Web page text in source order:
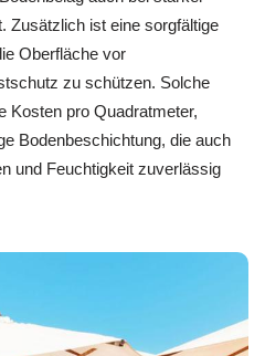
Zusätzlich ist eine sorgfältige
Oberfläche vor
zu schützen. Solche
Kosten pro Quadratmeter,
Bodenbeschichtung, die auch
und Feuchtigkeit zuverlässig